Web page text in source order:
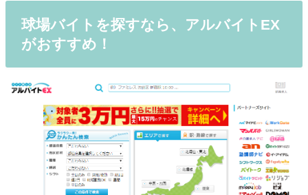
球場バイトを探すなら、アルバイトEX
がおすすめ！